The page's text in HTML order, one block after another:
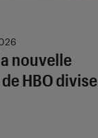
nouvelle
HBO divise